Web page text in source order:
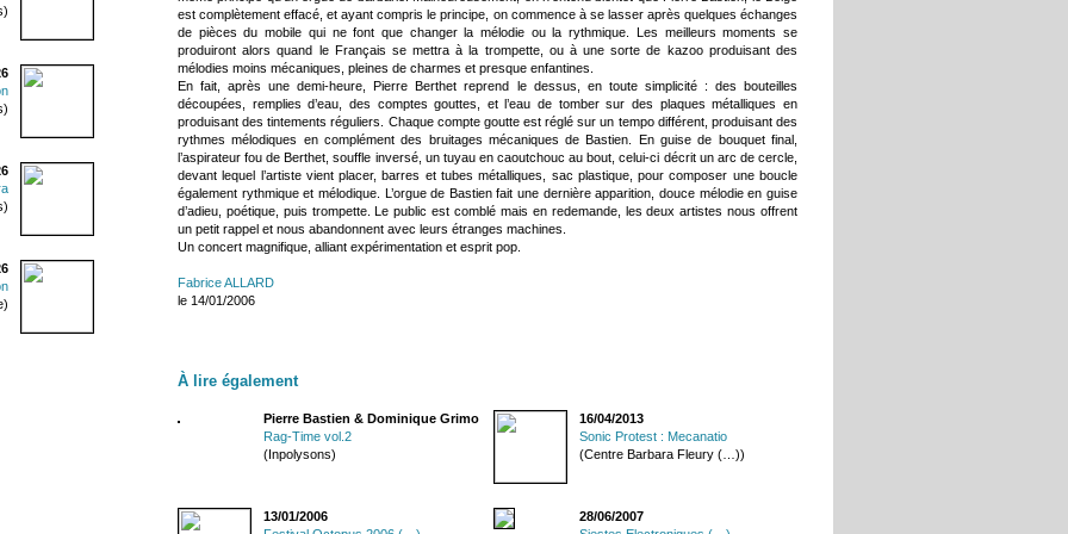
est complètement effacé, et ayant compris le principe, on commence à se lasser après quelques échanges
de pièces du mobile qui ne font que changer la mélodie ou la rythmique. Les meilleurs moments se
produiront alors quand le Français se mettra à la trompette, ou à une sorte de kazoo produisant des
mélodies moins mécaniques, pleines de charmes et presque enfantines.
En fait, après une demi-heure, Pierre Berthet reprend le dessus, en toute simplicité : des bouteilles
découpées, remplies d’eau, des comptes gouttes, et l’eau de tomber sur des plaques métalliques en
produisant des tintements réguliers. Chaque compte goutte est réglé sur un tempo différent, produisant des
rythmes mélodiques en complément des bruitages mécaniques de Bastien. En guise de bouquet final,
l’aspirateur fou de Berthet, souffle inversé, un tuyau en caoutchouc au bout, celui-ci décrit un arc de cercle,
devant lequel l’artiste vient placer, barres et tubes métalliques, sac plastique, pour composer une boucle
également rythmique et mélodique. L’orgue de Bastien fait une dernière apparition, douce mélodie en guise
d’adieu, poétique, puis trompette. Le public est comblé mais en redemande, les deux artistes nous offrent
un petit rappel et nous abandonnent avec leurs étranges machines.
Un concert magnifique, alliant expérimentation et esprit pop.
Fabrice ALLARD
le 14/01/2006
À lire également
Pierre Bastien & Dominique Grimo
Rag-Time vol.2
(Inpolysons)
16/04/2013
Sonic Protest : Mecanatio
(Centre Barbara Fleury (…))
13/01/2006
28/06/2007